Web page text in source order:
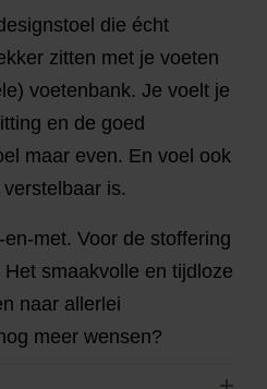
die écht
zitten met je voeten
voetenbank. Je voelt je
en de goed
maar even. En voel ook
is.
met. Voor de stoffering
smaakvolle en tijdloze
naar allerlei
meer wensen?